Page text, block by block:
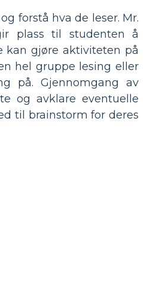
forstå hva de leser. Mr.
plass til studenten å
kan gjøre aktiviteten på
hel gruppe lesing eller
på. Gjennomgang av
og avklare eventuelle
til brainstorm for deres